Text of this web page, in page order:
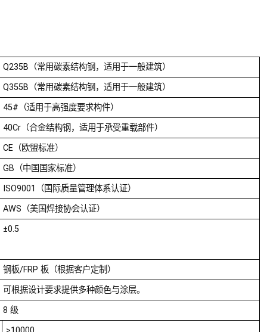
Q235B（常用碳素结构钢，适用于一般建筑）
Q355B（常用碳素结构钢，适用于一般建筑）
45#（适用于高强度要求构件）
40Cr（合金结构钢，适用于承受重载部件）
CE（欧盟标准）
GB（中国国家标准）
ISO9001（国际质量管理体系认证）
AWS（美国焊接协会认证）
±0.5
钢板/FRP 板（根据客户定制）
可根据设计要求提供多种颜色与涂层。
8 级